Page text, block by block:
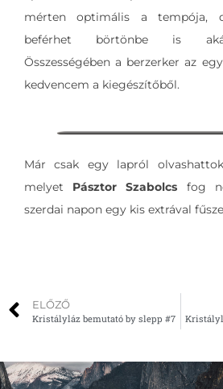
mérten optimális a tempója,
beférhet börtönbe is
Összességében a berzerker az
kedvencem a kiegészítőből.
Már csak egy lapról
melyet Pásztor Szabolcs fog
szerdai napon egy kis extrával
ELŐZŐ
Kristályláz bemutató by slepp #7